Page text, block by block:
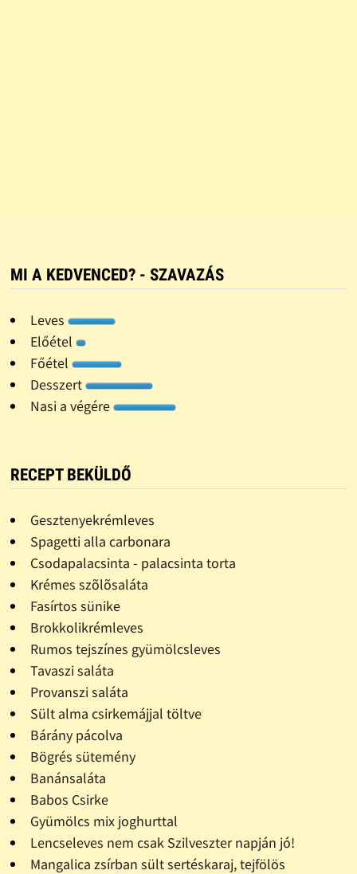
MI A KEDVENCED? - SZAVAZÁS
Leves
Előétel
Főétel
Desszert
Nasi a végére
RECEPT BEKÜLDŐ
Gesztenyekrémleves
Spagetti alla carbonara
Csodapalacsinta - palacsinta torta
Krémes szõlõsaláta
Fasírtos sünike
Brokkolikrémleves
Rumos tejszínes gyümölcsleves
Tavaszi saláta
Provanszi saláta
Sült alma csirkemájjal töltve
Bárány pácolva
Bögrés sütemény
Banánsaláta
Babos Csirke
Gyümölcs mix joghurttal
Lencseleves nem csak Szilveszter napján jó!
Mangalica zsírban sült sertéskaraj, tejfölös